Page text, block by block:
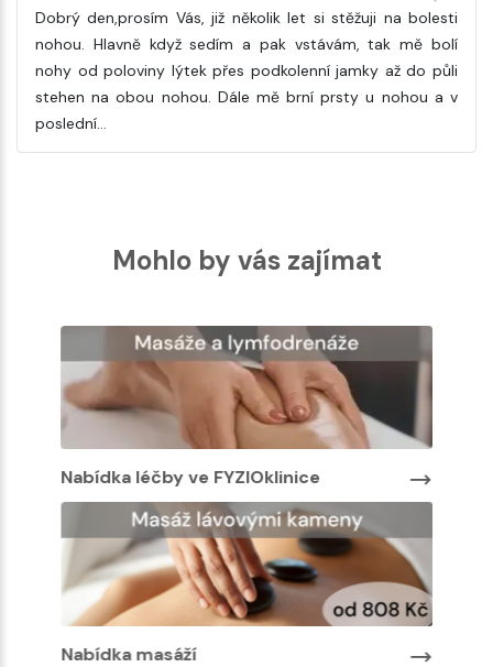
Dobrý den,prosím Vás, již několik let si stěžuji na bolesti
nohou. Hlavně když sedím a pak vstávám, tak mě bolí
nohy od poloviny lýtek přes podkolenní jamky až do půli
stehen na obou nohou. Dále mě brní prsty u nohou a v
poslední…
Mohlo by vás zajímat
Nabídka léčby ve FYZIOklinice
Nabídka masáží